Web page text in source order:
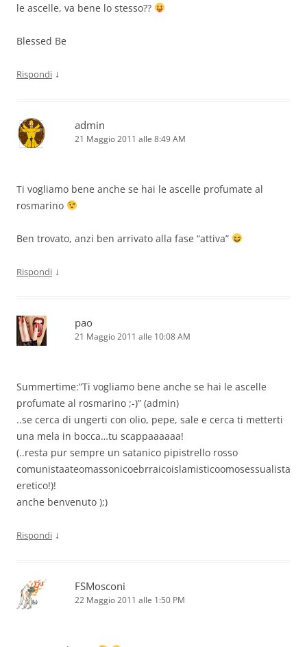
le ascelle, va bene lo stesso??
Blessed Be
Rispondi ↓
admin
21 Maggio 2011 alle 8:49 AM
Ti vogliamo bene anche se hai le ascelle profumate al
rosmarino
Ben trovato, anzi ben arrivato alla fase “attiva”
Rispondi ↓
pao
21 Maggio 2011 alle 10:08 AM
Summertime:”Ti vogliamo bene anche se hai le ascelle
profumate al rosmarino ;-)” (admin)
..se cerca di ungerti con olio, pepe, sale e cerca ti metterti
una mela in bocca…tu scappaaaaaa!
(..resta pur sempre un satanico pipistrello rosso
comunistaateomassonicoebrraicoislamisticoomosessualista
eretico!)!
anche benvenuto );)
Rispondi ↓
FSMosconi
22 Maggio 2011 alle 1:50 PM